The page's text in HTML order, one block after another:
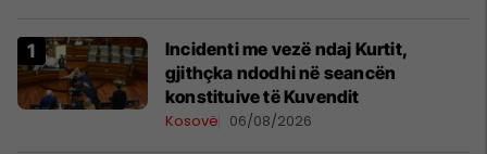
Incidenti me vezë ndaj Kurtit,
gjithçka ndodhi në seancën
konstituive të Kuvendit
Kosovë 06/08/2026